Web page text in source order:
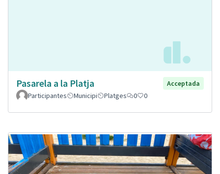
Pasarela a la Platja
Acceptada
Participantes
Municipi Platges 0 0